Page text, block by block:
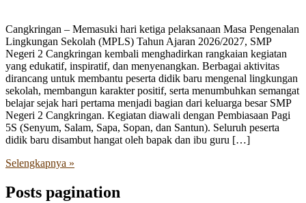
Cangkringan – Memasuki hari ketiga pelaksanaan Masa Pengenalan
Lingkungan Sekolah (MPLS) Tahun Ajaran 2026/2027, SMP
Negeri 2 Cangkringan kembali menghadirkan rangkaian kegiatan
yang edukatif, inspiratif, dan menyenangkan. Berbagai aktivitas
dirancang untuk membantu peserta didik baru mengenal lingkungan
sekolah, membangun karakter positif, serta menumbuhkan semangat
belajar sejak hari pertama menjadi bagian dari keluarga besar SMP
Negeri 2 Cangkringan. Kegiatan diawali dengan Pembiasaan Pagi
5S (Senyum, Salam, Sapa, Sopan, dan Santun). Seluruh peserta
didik baru disambut hangat oleh bapak dan ibu guru […]
Selengkapnya »
Posts pagination